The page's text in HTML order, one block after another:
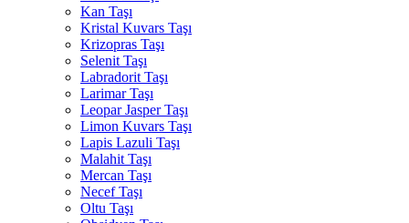
Kan Taşı
Kristal Kuvars Taşı
Krizopras Taşı
Selenit Taşı
Labradorit Taşı
Larimar Taşı
Leopar Jasper Taşı
Limon Kuvars Taşı
Lapis Lazuli Taşı
Malahit Taşı
Mercan Taşı
Necef Taşı
Oltu Taşı